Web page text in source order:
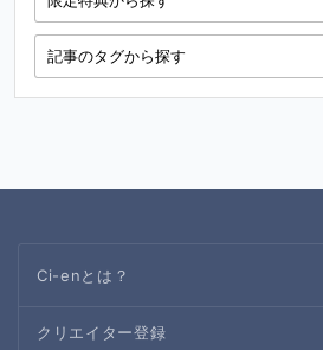
Ci-enとは？
クリエイター登録